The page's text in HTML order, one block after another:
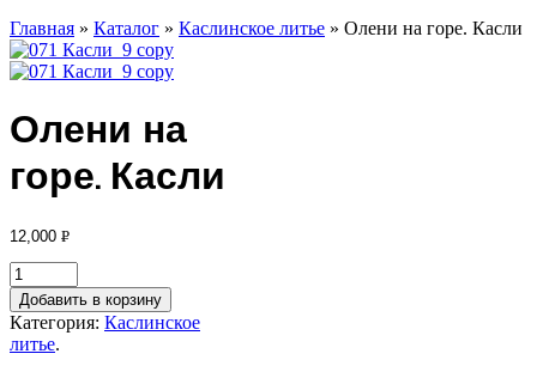
Главная » Каталог » Каслинское литье » Олени на горе. Касли
Олени на
горе. Касли
12,000 Р
Добавить в корзину
Категория: Каслинское
литье.